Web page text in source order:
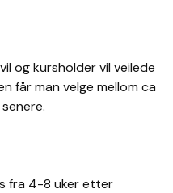
og kursholder vil veilede
får man velge mellom ca
fra 4-8 uker etter